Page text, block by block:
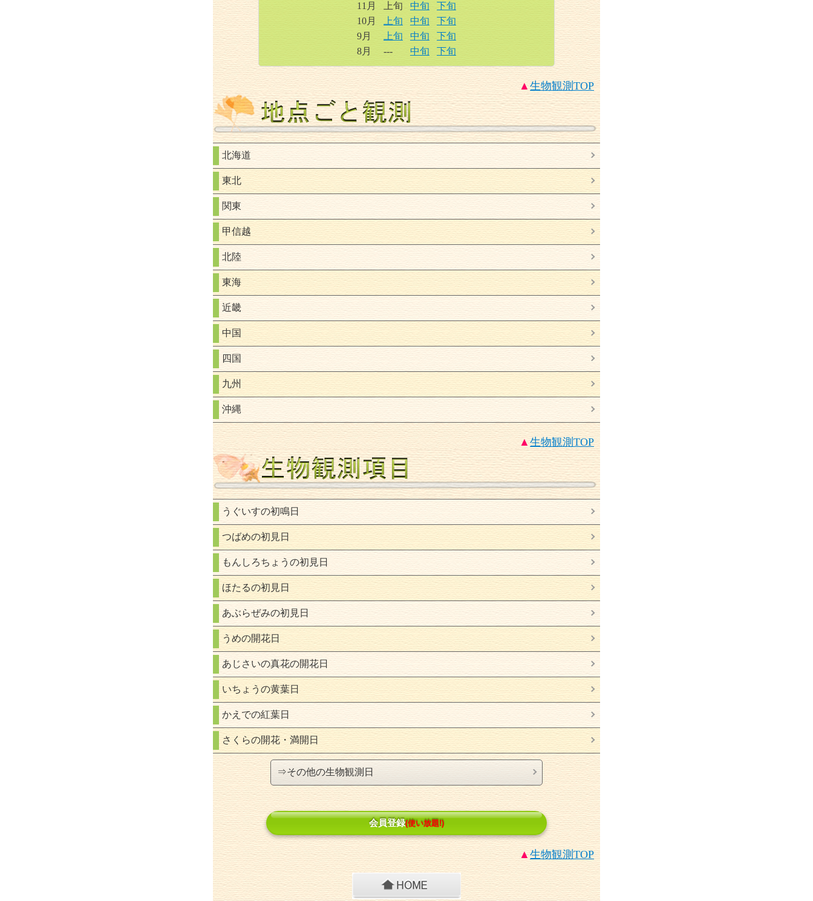
11月
上旬 中旬
下旬
10月
上旬 中旬
下旬
9月
上旬 中旬
下旬
8月
--- 中旬 下旬
▲生物観測 TOP
北海道
東北
関東
甲信越
北陸
東海
近畿
中国
四国
九州
沖縄
▲生物観測 TOP
うぐいすの初鳴日
つばめの初見日
もんしろちょうの初見日
ほたるの初見日
あぶらぜみの初見日
うめの開花日
あじさいの真花の開花日
いちょうの黄葉日
かえでの紅葉日
さくらの開花・満開日
⇒その他の生物観測日
会員登録(使い放題!)
▲生物観測TOP